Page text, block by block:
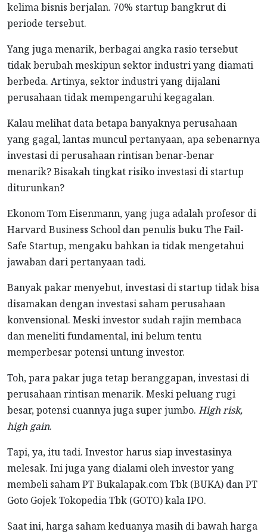
kelima bisnis berjalan. 70% startup bangkrut di
periode tersebut.
Yang juga menarik, berbagai angka rasio tersebut
tidak berubah meskipun sektor industri yang diamati
berbeda. Artinya, sektor industri yang dijalani
perusahaan tidak mempengaruhi kegagalan.
Kalau melihat data betapa banyaknya perusahaan
yang gagal, lantas muncul pertanyaan, apa sebenarnya
investasi di perusahaan rintisan benar-benar
menarik? Bisakah tingkat risiko investasi di startup
diturunkan?
Ekonom Tom Eisenmann, yang juga adalah profesor di
Harvard Business School dan penulis buku The Fail-
Safe Startup, mengaku bahkan ia tidak mengetahui
jawaban dari pertanyaan tadi.
Banyak pakar menyebut, investasi di startup tidak bisa
disamakan dengan investasi saham perusahaan
konvensional. Meski investor sudah rajin membaca
dan meneliti fundamental, ini belum tentu
memperbesar potensi untung investor.
Toh, para pakar juga tetap beranggapan, investasi di
perusahaan rintisan menarik. Meski peluang rugi
besar, potensi cuannya juga super jumbo. High risk,
high gain.
Tapi, ya, itu tadi. Investor harus siap investasinya
melesak. Ini juga yang dialami oleh investor yang
membeli saham PT Bukalapak.com Tbk (BUKA) dan PT
Goto Gojek Tokopedia Tbk (GOTO) kala IPO.
Saat ini, harga saham keduanya masih di bawah harga